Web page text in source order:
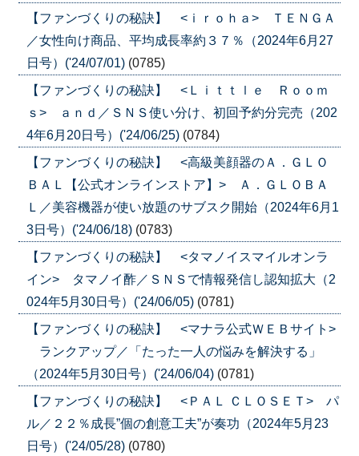
【ファンづくりの秘訣】 <ｉｒｏｈａ> ＴＥＮＧＡ
／女性向け商品、平均成長率約３７％（2024年6月27
日号）('24/07/01) (0785)
【ファンづくりの秘訣】 <Ｌｉｔｔｌｅ Ｒｏｏｍ
ｓ> ａｎｄ／ＳＮＳ使い分け、初回予約分完売（202
4年6月20日号）('24/06/25) (0784)
【ファンづくりの秘訣】 <高級美顔器のＡ．ＧＬＯ
ＢＡＬ【公式オンラインストア】> Ａ．ＧＬＯＢＡ
Ｌ／美容機器が使い放題のサブスク開始（2024年6月1
3日号）('24/06/18) (0783)
【ファンづくりの秘訣】 <タマノイスマイルオンラ
イン> タマノイ酢／ＳＮＳで情報発信し認知拡大（2
024年5月30日号）('24/06/05) (0781)
【ファンづくりの秘訣】 <マナラ公式ＷＥＢサイト>
ランクアップ／「たった一人の悩みを解決する」
（2024年5月30日号）('24/06/04) (0781)
【ファンづくりの秘訣】 <ＰＡＬ ＣＬＯＳＥＴ> パ
ル／２２％成長”個の創意工夫”が奏功（2024年5月23
日号）('24/05/28) (0780)